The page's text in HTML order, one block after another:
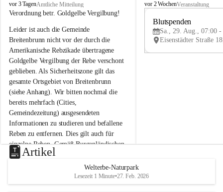
B
r
i
t
e
n
b
r
u
n
n
a
m
N
e
u
s
d
vor 3 TagenAmtliche Mitteilung
Verordnung betr. Goldgelbe Vergilbung!
Leider ist auch die Gemeinde
Breitenbrunn nicht vor der durch die
Amerikanische Rebzikade übertragene
Goldgelbe Vergilbung der Rebe verschont
geblieben. Als Sicherheitszone gilt das
gesamte Ortsgebiet von Breitenbrunn
(siehe Anhang). Wir bitten nochmal die
bereits mehrfach (Cities,
Gemeindezeitung) ausgesendeten
Informationen zu studieren und befallene
Reben zu entfernen. Dies gilt auch für
einzelne Reben. Gemäß Burgenländischen
Weinbaugesetz sind nicht gepflegte oder
unzulässige Weingärten zu roden! Bitte
helfen wir zusammen um unsere Winzer
vor den prognostizierten Ernteausfällen
B
e
u
e
d
vor 2 WochenVeranstaltung
Blutspenden
Sa., 29. Aug., 07:00 -
Artikel
Welterbe-Naturpark
Lesezeit 1 Minute•27. Feb. 2026